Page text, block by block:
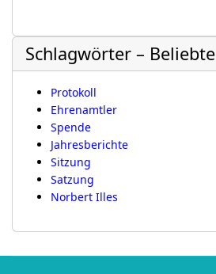
Schlagwörter – Beliebte
Protokoll
Ehrenamtler
Spende
Jahresberichte
Sitzung
Satzung
Norbert Illes